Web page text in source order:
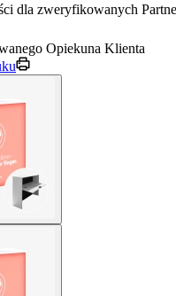
dla zweryfikowanych
Opiekuna Klienta